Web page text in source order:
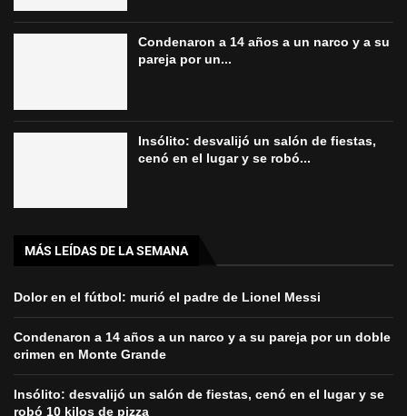
Condenaron a 14 años a un narco y a su
pareja por un...
Insólito: desvalijó un salón de fiestas,
cenó en el lugar y se robó...
MÁS LEÍDAS DE LA SEMANA
Dolor en el fútbol: murió el padre de Lionel Messi
Condenaron a 14 años a un narco y a su pareja por un doble
crimen en Monte Grande
Insólito: desvalijó un salón de fiestas, cenó en el lugar y se
robó 10 kilos de pizza